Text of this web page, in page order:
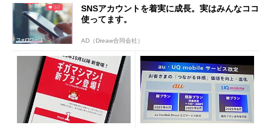
SNSアカウントを着実に成長。実はみんなココ
使ってます。
AD（Dreaw合同会社）